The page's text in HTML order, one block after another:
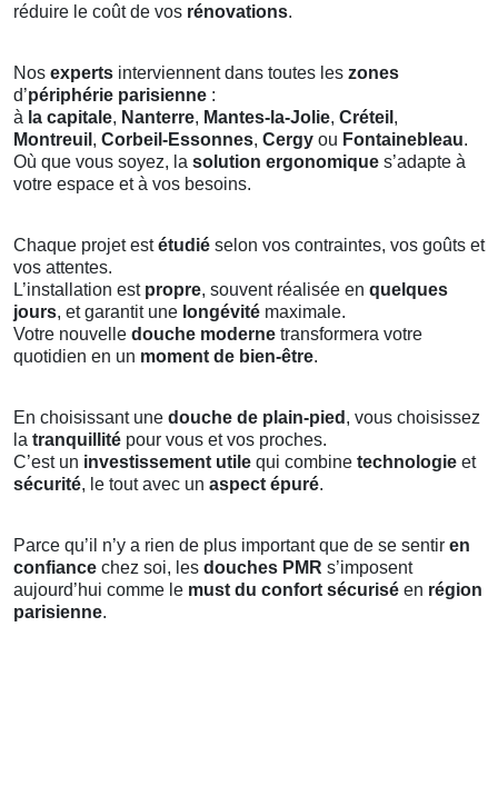
réduire le coût de vos rénovations.
Nos experts interviennent dans toutes les zones
d’périphérie parisienne :
à la capitale, Nanterre, Mantes-la-Jolie, Créteil ,
Montreuil , Corbeil-Essonnes, Cergy ou Fontainebleau.
Où que vous soyez, la solution ergonomique s’adapte à
votre espace et à vos besoins.
Chaque projet estétudié selon vos contraintes, vos goûts et
vos attentes.
L’installation est propre, souvent réalisée en quelques
jours, et garantit une longévité maximale.
Votre nouvelle douche moderne transformera votre
quotidien en un moment de bien-être.
En choisissant une douche de plain-pied , vous choisissez
la tranquillité pour vous et vos proches.
C’est un investissement utile qui combine technologie et
sécurité, le tout avec un aspect épuré.
Parce qu’il n’y a rien de plus important que de se sentir en
confiance chez soi, les douches PMR s’imposent
aujourd’hui comme le must du confort sécurisé en région
parisienne.